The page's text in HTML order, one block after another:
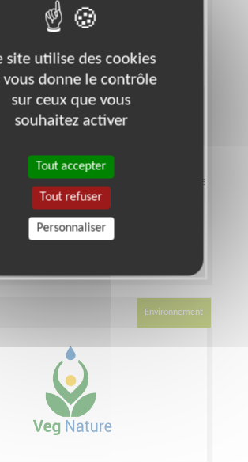
de Projet d'une
environnementale
(38000)
associatif, Coordinateur d'équipe
VEG NATURE
temps
demandée :A définir ensemble
Environnement
site utilise des cookies
vous donne le contrôle
sur ceux que vous
souhaitez activer
Tout accepter
Tout refuser
Personnaliser